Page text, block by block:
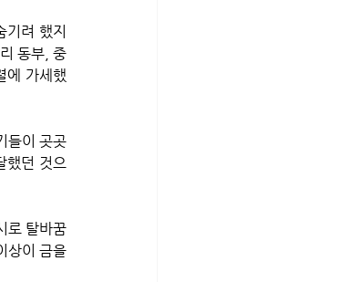
려 했지
동부, 중
에 가세했
들이 곳곳
했던 것으
로 탈바꿈
상이 금을